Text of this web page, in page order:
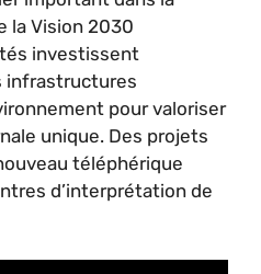
la Vision 2030
investissent
infrastructures
pour valoriser
unique. Des projets
téléphérique
d’interprétation de